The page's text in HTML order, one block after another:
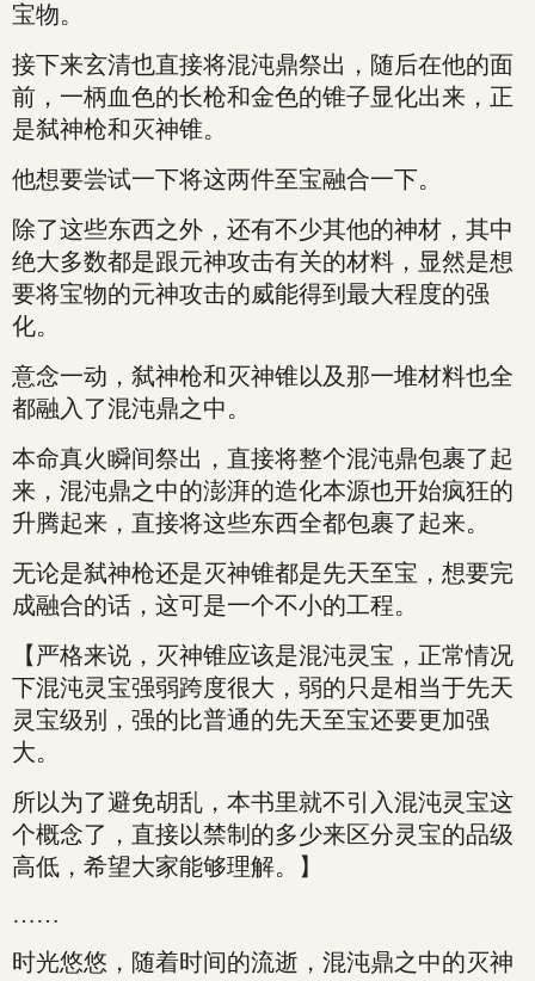
宝物。
接下来玄清也直接将混沌鼎祭出，随后在他的面
前，一柄血色的长枪和金色的锥子显化出来，正
是弑神枪和灭神锥。
他想要尝试一下将这两件至宝融合一下。
除了这些东西之外，还有不少其他的神材，其中
绝大多数都是跟元神攻击有关的材料，显然是想
要将宝物的元神攻击的威能得到最大程度的强
化。
意念一动，弑神枪和灭神锥以及那一堆材料也全
都融入了混沌鼎之中。
本命真火瞬间祭出，直接将整个混沌鼎包裹了起
来，混沌鼎之中的澎湃的造化本源也开始疯狂的
升腾起来，直接将这些东西全都包裹了起来。
无论是弑神枪还是灭神锥都是先天至宝，想要完
成融合的话，这可是一个不小的工程。
【严格来说，灭神锥应该是混沌灵宝，正常情况
下混沌灵宝强弱跨度很大，弱的只是相当于先天
灵宝级别，强的比普通的先天至宝还要更加强
大。
所以为了避免胡乱，本书里就不引入混沌灵宝这
个概念了，直接以禁制的多少来区分灵宝的品级
高低，希望大家能够理解。】
……
时光悠悠，随着时间的流逝，混沌鼎之中的灭神